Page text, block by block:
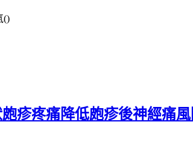
()
疹疼痛降低皰疹後神經痛